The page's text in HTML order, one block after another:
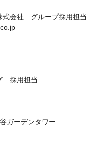
会社　グループ採用担当
　採用担当
ガーデンタワー